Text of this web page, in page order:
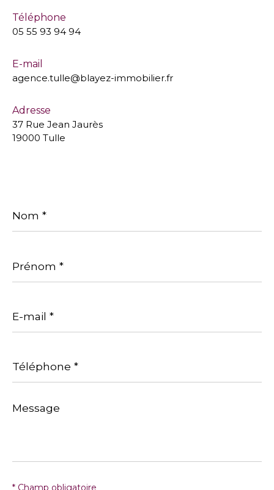
Téléphone
05 55 93 94 94
E-mail
agence.tulle@blayez-immobilier.fr
Adresse
37 Rue Jean Jaurès
19000 Tulle
*
*
mail
*
*
Message
*
* Champ obligatoire